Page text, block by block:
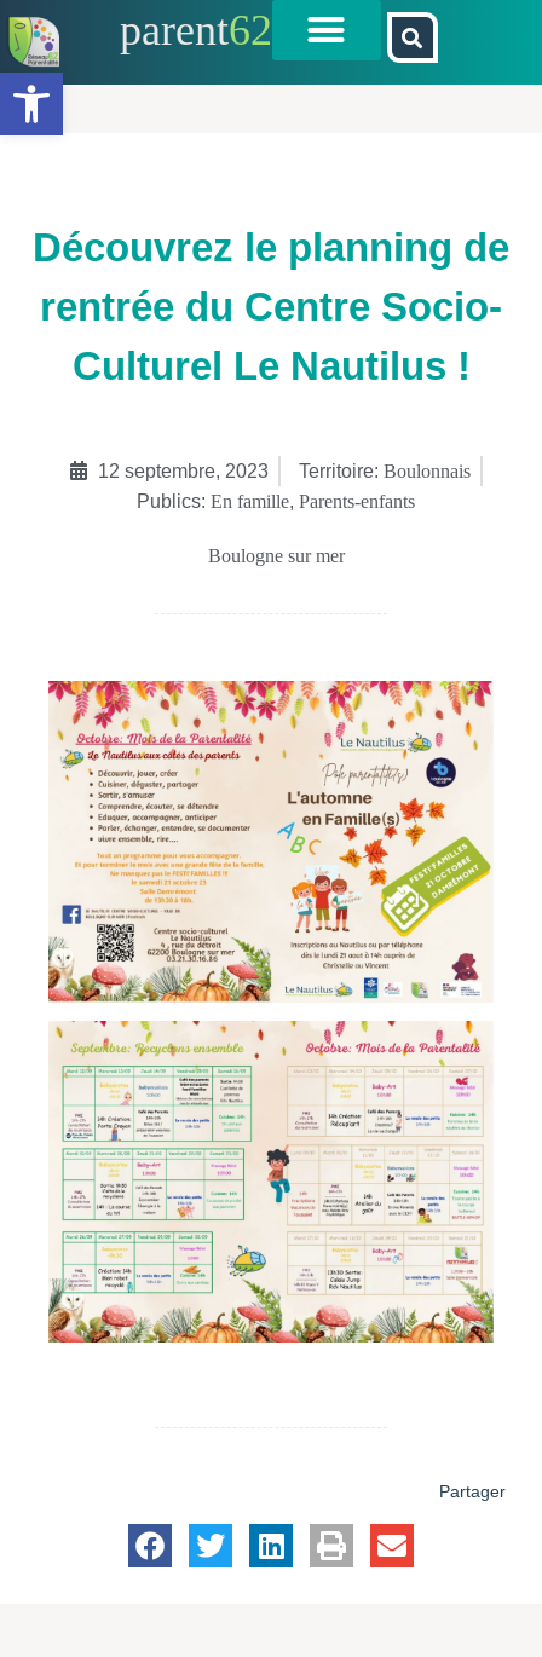
Ouvrir la barre d’outils
parent62
Découvrez le planning de
rentrée du Centre Socio-
Culturel Le Nautilus !
12 septembre, 2023 Territoire: Boulonnais
Publics: En famille, Parents-enfants
Boulogne sur mer
Partager